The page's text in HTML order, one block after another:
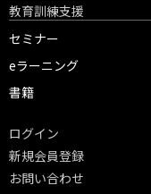
教育訓練支援
セミナー
eラーニング
書籍
ログイン
新規会員登録
お問い合わせ